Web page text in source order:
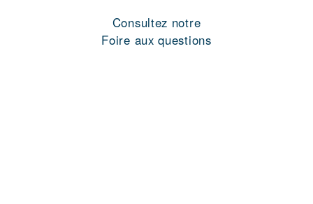
Consultez notre
Foire aux questions